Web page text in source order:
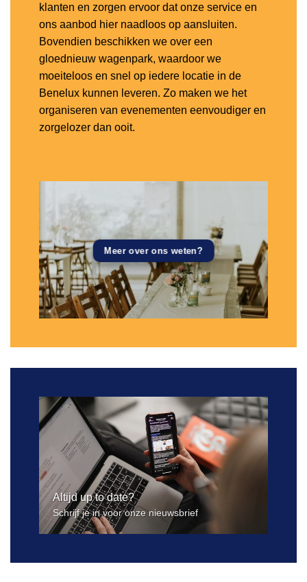
klanten en zorgen ervoor dat onze service en
ons aanbod hier naadloos op aansluiten.
Bovendien beschikken we over een
gloednieuw wagenpark, waardoor we
moeiteloos en snel op iedere locatie in de
Benelux kunnen leveren. Zo maken we het
organiseren van evenementen eenvoudiger en
zorgelozer dan ooit.
Meer over ons weten?
Altijd up to date?
Schrijf je in voor onze nieuwsbrief